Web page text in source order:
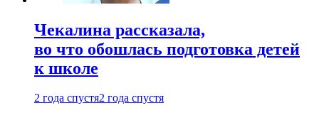
Чекалина рассказала,
во что обошлась подготовка детей
к школе
2 года спустя2 года спустя